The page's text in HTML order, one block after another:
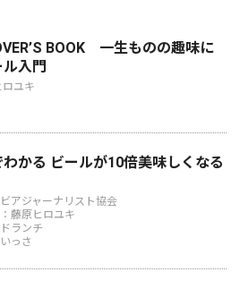
BOOK 一生ものの趣味に
入門
ユキ
わかる ビールが10倍美味しくなる
アジャーナリスト協会
藤原ヒロユキ
ランチ
っさ